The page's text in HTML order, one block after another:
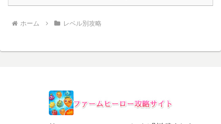
ホーム レベル別攻略